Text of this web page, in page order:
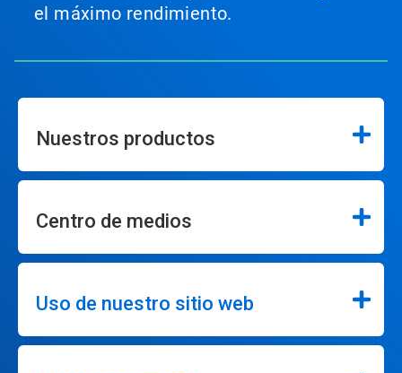
el máximo rendimiento.
Nuestros productos
Centro de medios
Uso de nuestro sitio web